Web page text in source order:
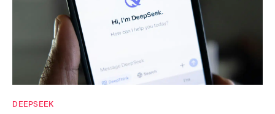
DEEPSEEK